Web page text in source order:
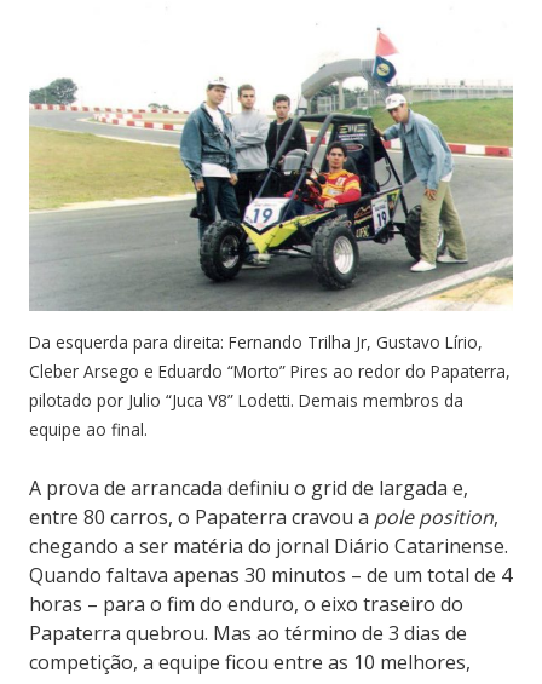
Da esquerda para direita: Fernando Trilha Jr, Gustavo Lírio,
Cleber Arsego e Eduardo “Morto” Pires ao redor do Papaterra,
pilotado por Julio “Juca V8” Lodetti. Demais membros da
equipe ao final.
A prova de arrancada definiu o grid de largada e,
entre 80 carros, o Papaterra cravou a pole position,
chegando a ser matéria do jornal Diário Catarinense.
Quando faltava apenas 30 minutos – de um total de 4
horas – para o fim do enduro, o eixo traseiro do
Papaterra quebrou. Mas ao término de 3 dias de
competição, a equipe ficou entre as 10 melhores,